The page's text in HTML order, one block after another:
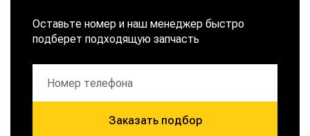
Оставьте номер и наш менеджер быстро
подберет подходящую запчасть
Заказать подбор